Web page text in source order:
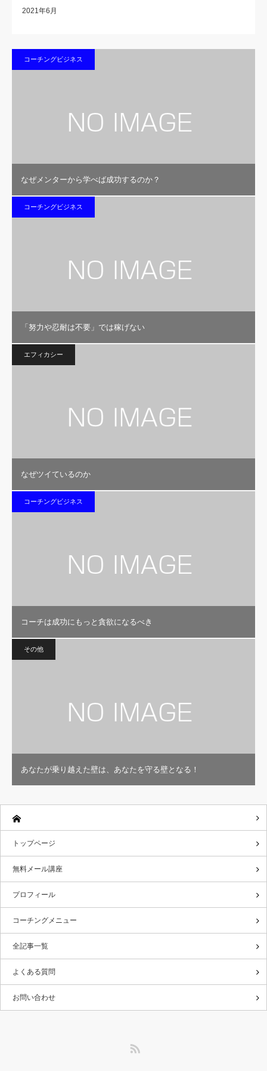
2021年6月
コーチングビジネス
なぜメンターから学べば成功するのか？
コーチングビジネス
「努力や忍耐は不要」では稼げない
エフィカシー
なぜツイているのか
コーチングビジネス
コーチは成功にもっと貪欲になるべき
その他
あなたが乗り越えた壁は、あなたを守る壁となる！
トップページ
無料メール講座
プロフィール
コーチングメニュー
全記事一覧
よくある質問
お問い合わせ